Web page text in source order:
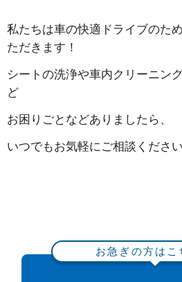
私たちは車の快適ドライブのた
ただきます！
シートの洗浄や車内クリーニン
ど
お困りごとなどありましたら、
いつでもお気軽にご相談くださ
お急ぎの方はこ